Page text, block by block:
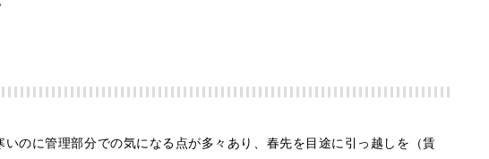
のに管理部分での気になる点が多々あり、春先を目途に引っ越しを（賃